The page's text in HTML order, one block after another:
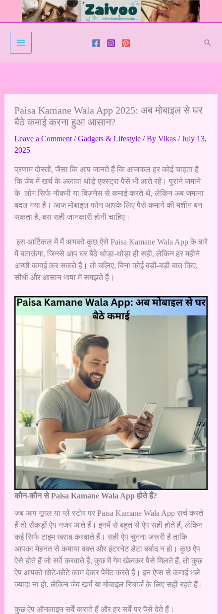
Paisa Kamane Wala App 2025: अब मोबाइल से घर
बैठे कमाई करना हुआ आसान?
Leave a Comment /Gadgets & Lifestyle/ By Vikas /July 13,
2025
प्रणाम दोस्तों, जैसा कि आप जानते हैं कि आजकल हर कोई चाहता है
कि जेब में खर्च के अलावा थोड़े एक्स्ट्रा पैसे भी आते रहें। पुराने जमाने
के लोग सिर्फ नौकरी या बिज़नेस से कमाई करते थे, लेकिन अब जमाना
बदल गया है। आज मोबाइल फोन आपके लिए पैसे कमाने की मशीन बन
सकता है, बस सही जानकारी होनी चाहिए।
इस आर्टिकल में मैं आपको कुछ ऐसे Paisa Kamane Wala App के बारे
में बताऊंगा, जिनसे आप घर बैठे थोड़ा-थोड़ा ही सही, लेकिन हर महीने
अच्छी कमाई कर सकते हैं। तो चलिए, बिना कोई बड़ी-बड़ी बात किए,
सीधी और आसान भाषा में समझते हैं।
कौन-कौन से Paisa Kamane Wala App होते हैं?
जब आप गूगल या प्ले स्टोर पर Paisa Kamane Wala App सर्च करते
हैं तो सैकड़ों ऐप नजर आते हैं। इनमें से बहुत से ऐप सही होते हैं, लेकिन
कई सिर्फ टाइम खराब करवाते हैं। सही ऐप चुनना जरूरी है ताकि
आपका मेहनत से कमाया वक्त और इंटरनेट डेटा बर्बाद न हो। कुछ ऐप
ऐसे होते हैं जो सर्वे करवाते हैं, कुछ में गेम खेलकर पैसे मिलते हैं, तो कुछ
ऐप आपको छोटे-छोटे काम देकर पेमेंट करते हैं। इन ऐप्स से कमाई भले
ज्यादा ना हो, लेकिन जेब खर्च या मोबाइल रिचार्ज के लिए सही रहते हैं।
कुछ ऐप ऑनलाइन सर्वे कराते हैं और हर सर्वे पर पैसे देते हैं।